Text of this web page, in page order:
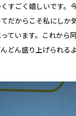
くすごく嬉しいです。
だからこそ私にしか
ています。これから
どん盛り上げられる